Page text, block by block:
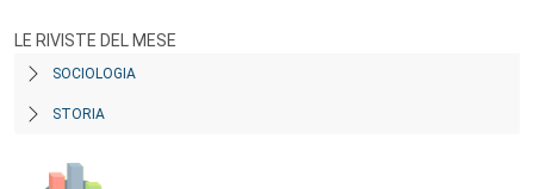
LE RIVISTE DEL MESE
SOCIOLOGIA
STORIA